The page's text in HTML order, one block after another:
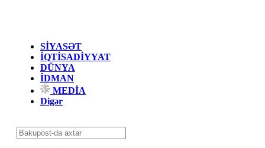
SİYASƏT
İQTİSADİYYAT
DÜNYA
İDMAN
MEDİA
Digər